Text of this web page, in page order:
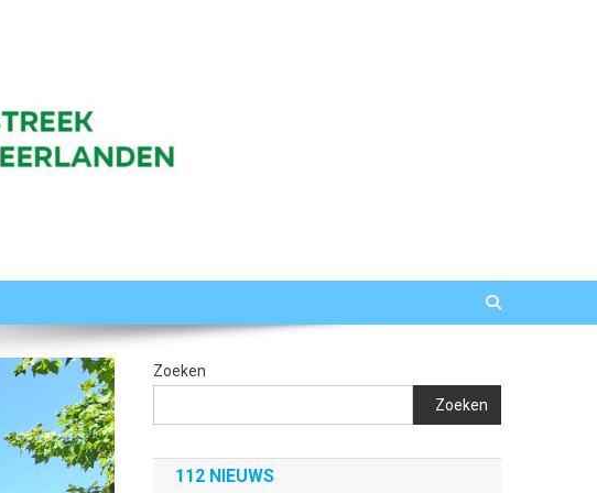
Zoeken
Zoeken
112 NIEUWS